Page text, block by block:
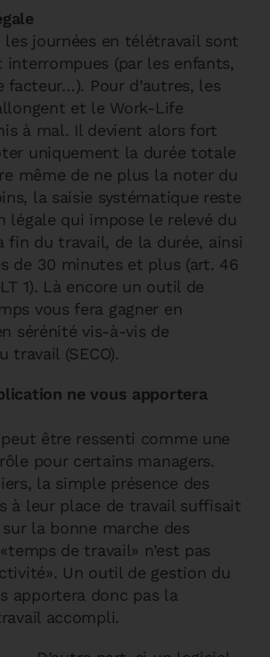
les journées en télétravail sont
interrompues (par les enfants,
facteur…). Pour d’autres, les
et le Work-Life
à mal. Il devient alors fort
uniquement la durée totale
même de ne plus la noter du
la saisie systématique reste
légale qui impose le relevé du
fin du travail, de la durée, ainsi
de 30 minutes et plus (art. 46
1). Là encore un outil de
vous fera gagner en
sérénité vis-à-vis de
travail (SECO).
ne vous apportera
être ressenti comme une
pour certains managers.
la simple présence des
à leur place de travail suffisait
la bonne marche des
de travail» n’est pas
Un outil de gestion du
apportera donc pas la
accompli.